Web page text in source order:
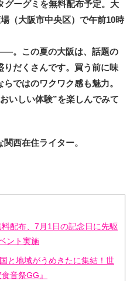
グーグミを無料配布予定。大
（大阪市中央区）で午前10時
。この夏の大阪は、話題の
だくさんです。買う前に味
ではのワクワク感も魅力。
いしい体験”を楽しんでみて
西在住ライター。
配布、7月1日の記念日に先駆
ント実施
と地域がうめきたに集結！世
音祭GG』